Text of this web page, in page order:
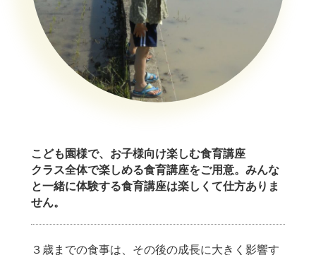
こども園様で、お子様向け楽しむ食育講座
クラス全体で楽しめる食育講座をご用意。みんな
と一緒に体験する食育講座は楽しくて仕方ありま
せん。
３歳までの食事は、その後の成長に大きく影響す